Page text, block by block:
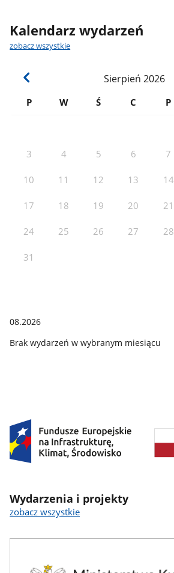
Kalendarz wydarzeń
zobacz wszystkie
Sierpień 2026
P W Ś C P
3 4 5 6 7
10 11 12 13 14
17 18 19 20 21
24 25 26 27 28
31
08.2026
Brak wydarzeń w wybranym miesiącu
Logotypy
Wydarzenia i projekty
zobacz wszystkie